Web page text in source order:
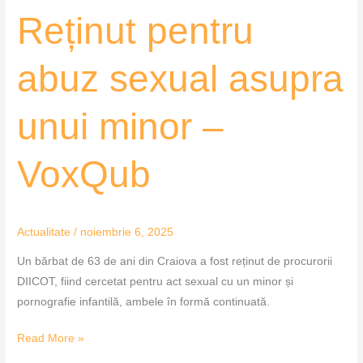
Reținut pentru
abuz sexual asupra
unui minor –
VoxQub
Actualitate / noiembrie 6, 2025
Un bărbat de 63 de ani din Craiova a fost reținut de procurorii
DIICOT, fiind cercetat pentru act sexual cu un minor și
pornografie infantilă, ambele în formă continuată.
Read More »